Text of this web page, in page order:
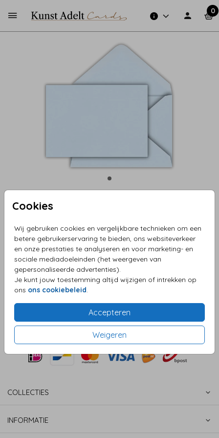
0
Cookies
Wij gebruiken cookies en vergelijkbare technieken om een
betere gebruikerservaring te bieden, ons websiteverkeer
en onze prestaties te analyseren en voor marketing- en
sociale mediadoeleinden (het weergeven van
gepersonaliseerde advertenties).
Je kunt jouw toestemming altijd wijzigen of intrekken op
ons ons cookiebeleid.
Accepteren
Weigeren
Lichtblauw 15 X 11
Helaas is dit product tijdelijk uitverkocht!
Heb je vragen? Neem dan contact met ons op.
OMSCHRIJVING
lichtblauw 15 x 11
Prijs:€ 0,45 per 1
COLLECTIES
INFORMATIE